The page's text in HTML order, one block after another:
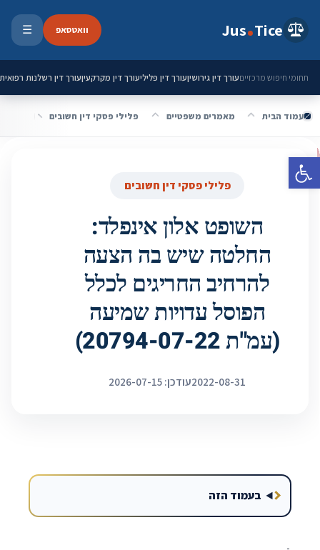
פתח סרגל נגישות
Jus Tice וואטסאפ ☰
תחומי חיפוש מרכזייםעורך דין גירושיןעורך דין פליליעורך דין מקרקעיןעורך דין רשלנות רפואית
עמוד הבית מאמרים משפטיים פלילי פסקי דין חשובים
פלילי פסקי דין חשובים
השופט אלון אינפלד:
החלטה שיש בה הצעה
להרחיב החריגים לכלל
הפוסל עדויות שמיעה
(עמ"ת 20794-07-22)
2022-08-31עודכן: 2026-07-15
בעמוד הזה